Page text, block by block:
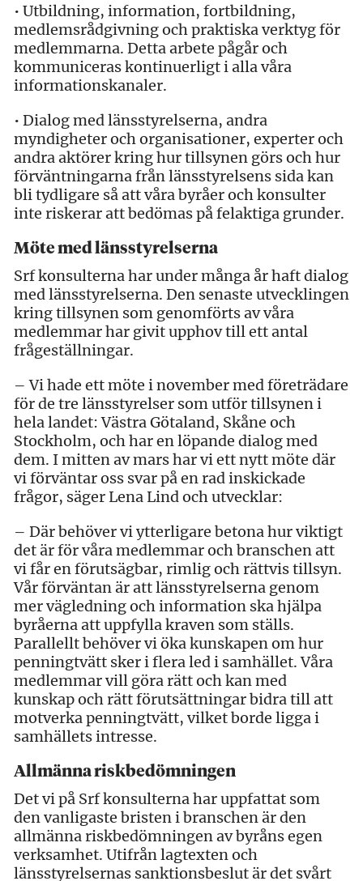
• Utbildning, information, fortbildning,
medlemsrådgivning och praktiska verktyg för
medlemmarna. Detta arbete pågår och
kommuniceras kontinuerligt i alla våra
informationskanaler.
• Dialog med länsstyrelserna, andra
myndigheter och organisationer, experter och
andra aktörer kring hur tillsynen görs och hur
förväntningarna från länsstyrelsens sida kan
bli tydligare så att våra byråer och konsulter
inte riskerar att bedömas på felaktiga grunder.
Möte med länsstyrelserna
Srf konsulterna har under många år haft dialog
med länsstyrelserna. Den senaste utvecklingen
kring tillsynen som genomförts av våra
medlemmar har givit upphov till ett antal
frågeställningar.
– Vi hade ett möte i november med företrädare
för de tre länsstyrelser som utför tillsynen i
hela landet: Västra Götaland, Skåne och
Stockholm, och har en löpande dialog med
dem. I mitten av mars har vi ett nytt möte där
vi förväntar oss svar på en rad inskickade
frågor, säger Lena Lind och utvecklar:
– Där behöver vi ytterligare betona hur viktigt
det är för våra medlemmar och branschen att
vi får en förutsägbar, rimlig och rättvis tillsyn.
Vår förväntan är att länsstyrelserna genom
mer vägledning och information ska hjälpa
byråerna att uppfylla kraven som ställs.
Parallellt behöver vi öka kunskapen om hur
penningtvätt sker i flera led i samhället. Våra
medlemmar vill göra rätt och kan med
kunskap och rätt förutsättningar bidra till att
motverka penningtvätt, vilket borde ligga i
samhällets intresse.
Allmänna riskbedömningen
Det vi på Srf konsulterna har uppfattat som
den vanligaste bristen i branschen är den
allmänna riskbedömningen av byråns egen
verksamhet. Utifrån lagtexten och
länsstyrelsernas sanktionsbeslut är det svårt